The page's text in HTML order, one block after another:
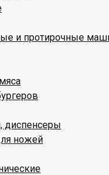
и протирочные
ножей